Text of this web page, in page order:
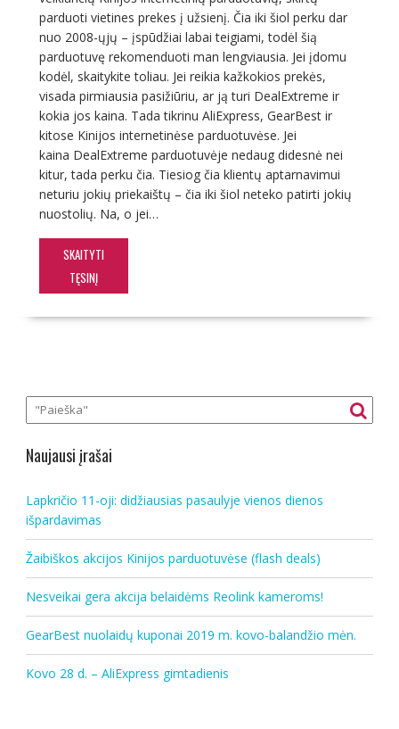
parduoti vietines prekes į užsienį. Čia iki šiol perku dar
nuo 2008-ųjų – įspūdžiai labai teigiami, todėl šią
parduotuvę rekomenduoti man lengviausia. Jei įdomu
kodėl, skaitykite toliau. Jei reikia kažkokios prekės,
visada pirmiausia pasižiūriu, ar ją turi DealExtreme ir
kokia jos kaina. Tada tikrinu AliExpress, GearBest ir
kitose Kinijos internetinėse parduotuvėse. Jei
kaina DealExtreme parduotuvėje nedaug didesnė nei
kitur, tada perku čia. Tiesiog čia klientų aptarnavimui
neturiu jokių priekaištų – čia iki šiol neteko patirti jokių
nuostolių. Na, o jei…
SKAITYTI
TĘSINĮ
Naujausi įrašai
Lapkričio 11-oji: didžiausias pasaulyje vienos dienos
išpardavimas
Žaibiškos akcijos Kinijos parduotuvėse (flash deals)
Nesveikai gera akcija belaidėms Reolink kameroms!
GearBest nuolaidų kuponai 2019 m. kovo-balandžio mėn.
Kovo 28 d. – AliExpress gimtadienis